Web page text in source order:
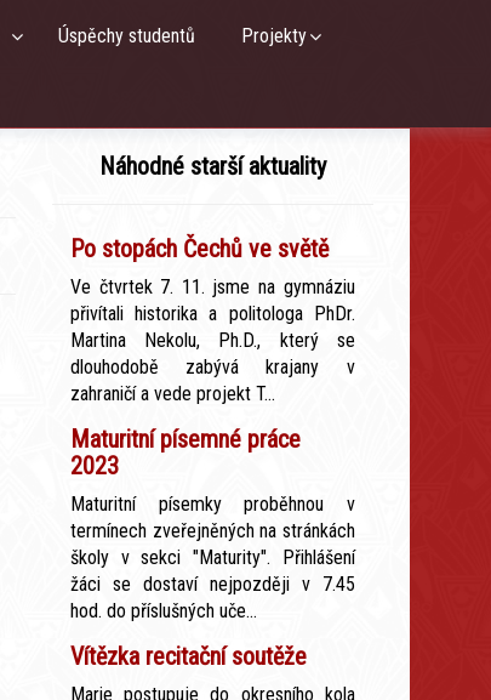
Úspěchy studentů Projekty
Náhodné starší aktuality
Po stopách Čechů ve světě
Ve čtvrtek 7. 11. jsme na gymnáziu
přivítali historika a politologa PhDr.
Martina Nekolu, Ph.D., který se
dlouhodobě zabývá krajany v
zahraničí a vede projekt T...
Maturitní písemné práce
2023
Maturitní písemky proběhnou v
termínech zveřejněných na stránkách
školy v sekci "Maturity". Přihlášení
žáci se dostaví nejpozději v 7.45
hod. do příslušných uče...
Vítězka recitační soutěže
Marie postupuje do okresního kola